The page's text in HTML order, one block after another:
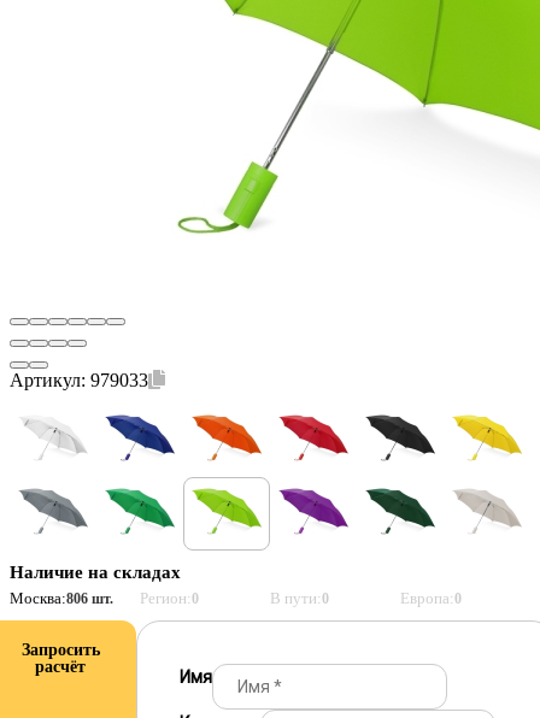
Артикул: 979033
Наличие на складах
Москва:806 шт. Регион:0 В пути:0 Европа:0
Запросить
расчёт
Имя